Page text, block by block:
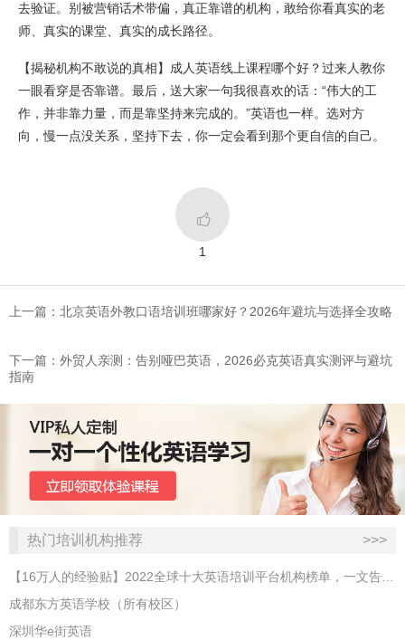
去验证。别被营销话术带偏，真正靠谱的机构，敢给你看真实的老
师、真实的课堂、真实的成长路径。
【揭秘机构不敢说的真相】成人英语线上课程哪个好？过来人教你
一眼看穿是否靠谱。最后，送大家一句我很喜欢的话：“伟大的工
作，并非靠力量，而是靠坚持来完成的。”英语也一样。选对方
向，慢一点没关系，坚持下去，你一定会看到那个更自信的自己。

1
上一篇：北京英语外教口语培训班哪家好？2026年避坑与选择全攻略
下一篇：外贸人亲测：告别哑巴英语，2026必克英语真实测评与避坑
指南
热门培训机构推荐 >>>
【16万人的经验贴】2022全球十大英语培训平台机构榜单，一文告诉你
成都东方英语学校（所有校区）
深圳华e街英语